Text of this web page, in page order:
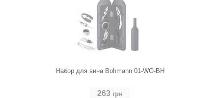
Набор для вина Bohmann 01-WO-BH
263 грн